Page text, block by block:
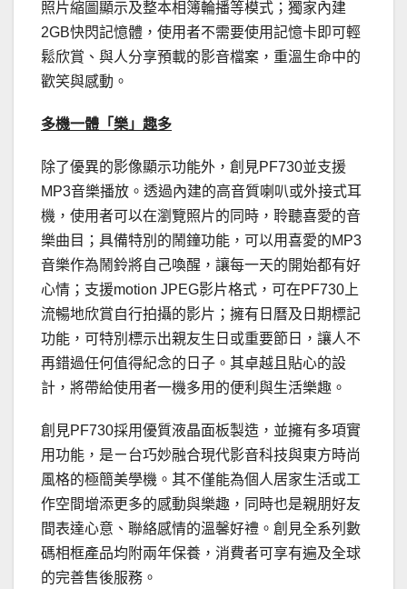
照片縮圖顯示及整本相簿輪播等模式；獨家內建
2GB快閃記憶體，使用者不需要使用記憶卡即可輕
鬆欣賞、與人分享預載的影音檔案，重溫生命中的
歡笑與感動。
多機一體「樂」趣多
除了優異的影像顯示功能外，創見PF730並支援
MP3音樂播放。透過內建的高音質喇叭或外接式耳
機，使用者可以在瀏覽照片的同時，聆聽喜愛的音
樂曲目；具備特別的鬧鐘功能，可以用喜愛的MP3
音樂作為鬧鈴將自己喚醒，讓每一天的開始都有好
心情；支援motion JPEG影片格式，可在PF730上
流暢地欣賞自行拍攝的影片；擁有日曆及日期標記
功能，可特別標示出親友生日或重要節日，讓人不
再錯過任何值得紀念的日子。其卓越且貼心的設
計，將帶給使用者一機多用的便利與生活樂趣。
創見PF730採用優質液晶面板製造，並擁有多項實
用功能，是ㄧ台巧妙融合現代影音科技與東方時尚
風格的極簡美學機。其不僅能為個人居家生活或工
作空間增添更多的感動與樂趣，同時也是親朋好友
間表達心意、聯絡感情的溫馨好禮。創見全系列數
碼相框產品均附兩年保養，消費者可享有遍及全球
的完善售後服務。